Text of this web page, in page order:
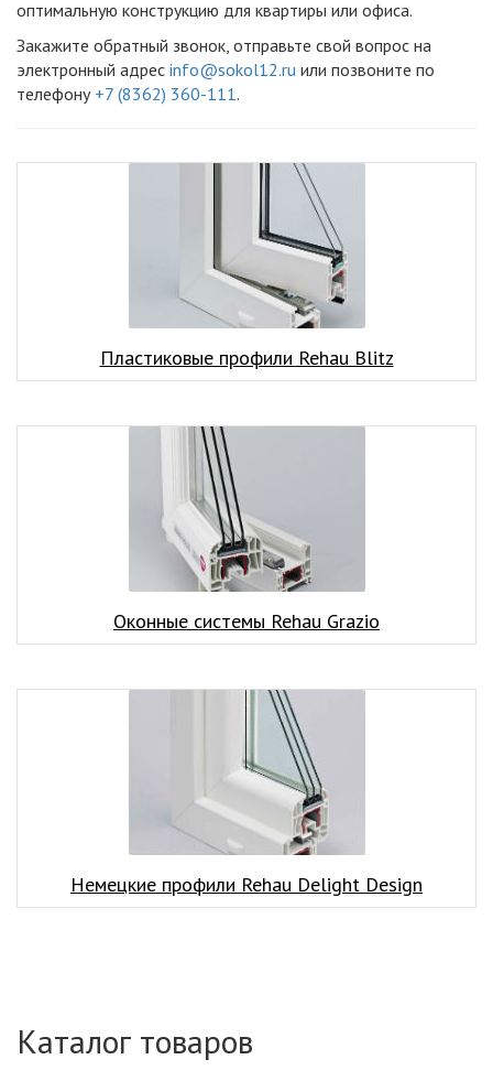
оптимальную конструкцию для квартиры или офиса.
Закажите обратный звонок, отправьте свой вопрос на
электронный адрес info@sokol12.ru или позвоните по
телефону +7 (8362) 360-111.
Пластиковые профили Rehau Blitz
Оконные системы Rehau Grazio
Немецкие профили Rehau Delight Design
Каталог товаров